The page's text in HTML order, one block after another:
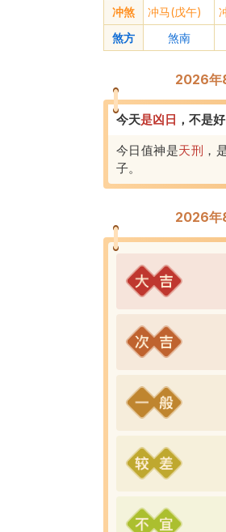
冲煞 冲马(戊午)
煞方
煞南
2026年
今天是凶 日 ， 不是
今日值神是天刑 ，
子。
2026年